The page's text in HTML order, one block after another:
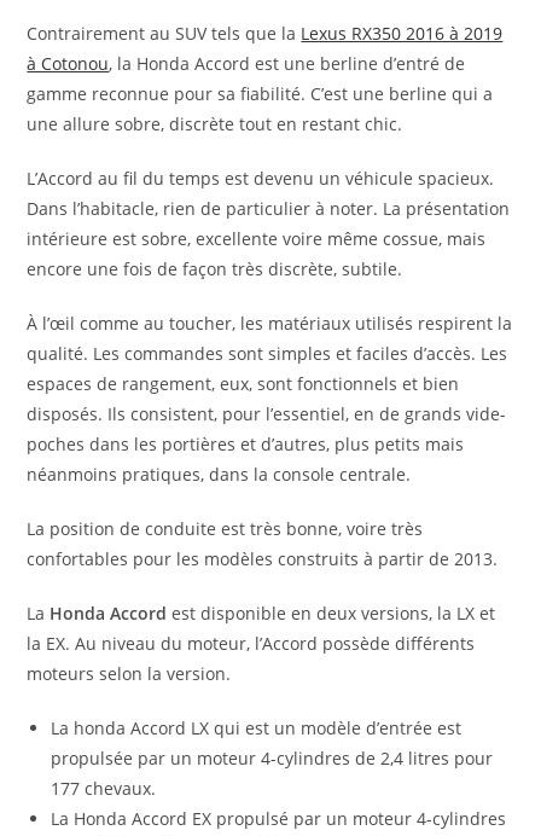
Contrairement au SUV tels que la Lexus RX350 2016 à 2019
à Cotonou, la Honda Accord est une berline d’entré de
gamme reconnue pour sa fiabilité. C’est une berline qui a
une allure sobre, discrète tout en restant chic.
L’Accord au fil du temps est devenu un véhicule spacieux.
Dans l’habitacle, rien de particulier à noter. La présentation
intérieure est sobre, excellente voire même cossue, mais
encore une fois de façon très discrète, subtile.
À l’œil comme au toucher, les matériaux utilisés respirent la
qualité. Les commandes sont simples et faciles d’accès. Les
espaces de rangement, eux, sont fonctionnels et bien
disposés. Ils consistent, pour l’essentiel, en de grands vide-
poches dans les portières et d’autres, plus petits mais
néanmoins pratiques, dans la console centrale.
La position de conduite est très bonne, voire très
confortables pour les modèles construits à partir de 2013.
La Honda Accord est disponible en deux versions, la LX et
la EX. Au niveau du moteur, l’Accord possède différents
moteurs selon la version.
La honda Accord LX qui est un modèle d’entrée est
propulsée par un moteur 4-cylindres de 2,4 litres pour
177 chevaux.
La Honda Accord EX propulsé par un moteur 4-cylindres